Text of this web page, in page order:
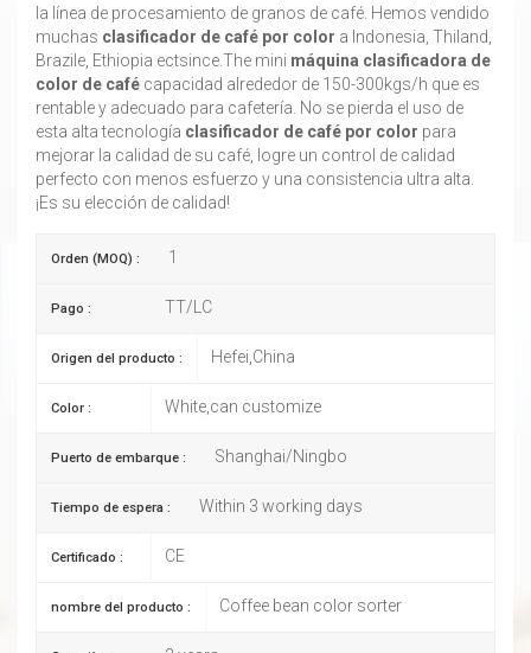
la línea de procesamiento de granos de café. Hemos vendido
muchas clasificador de café por color a Indonesia, Thiland,
Brazile, Ethiopia ectsince.The mini máquina clasificadora de
color de café capacidad alrededor de 150-300kgs/h que es
rentable y adecuado para cafetería. No se pierda el uso de
esta alta tecnología clasificador de café por color para
mejorar la calidad de su café, logre un control de calidad
perfecto con menos esfuerzo y una consistencia ultra alta.
¡Es su elección de calidad!
Orden (MOQ) : 1
Pago : TT/LC
Origen del producto : Hefei,China
Color : White,can customize
Puerto de embarque : Shanghai/Ningbo
Tiempo de espera : Within 3 working days
Certificado : CE
nombre del producto : Coffee bean color sorter